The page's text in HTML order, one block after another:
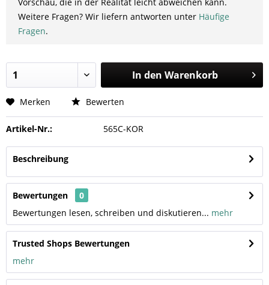
Weitere Fragen? Wir liefern antworten unter Häufige
Fragen.
In den Warenkorb
Merken Bewerten
Artikel-Nr.: 565C-KOR
Beschreibung
Bewertungen
0
Bewertungen lesen, schreiben und diskutieren... mehr
Trusted Shops Bewertungen
mehr